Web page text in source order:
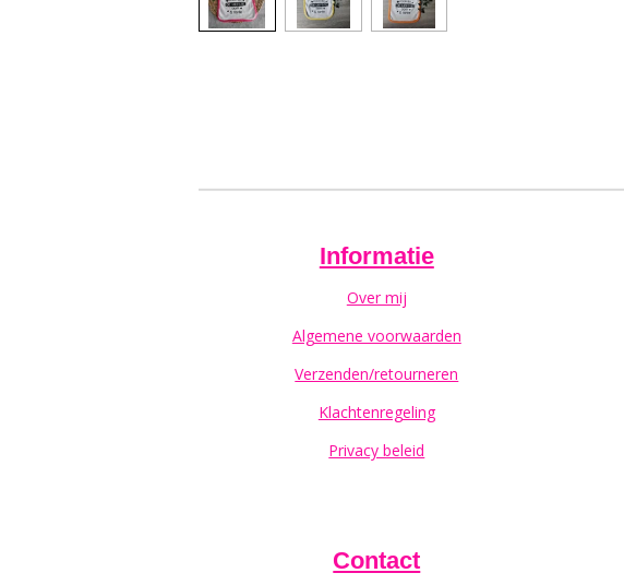
Informatie
Over mij
Algemene voorwaarden
Verzenden/retourneren
Klachtenregeling
Privacy beleid
Contact